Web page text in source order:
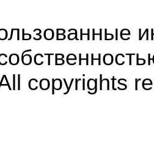
copyrights